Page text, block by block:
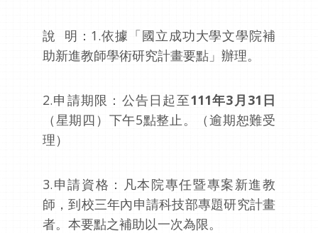
說 明：1.依據「國立成功大學文學院補
助新進教師學術研究計畫要點」辦理。
2.申請期限：公告日起至111年3月 31 日
（星期四）下午5點整止。（逾期恕難受
理）
3.申請資格：凡本院專任暨專案新進教
師，到校三年內申請科技部專題研究計畫
者。本要點之補助以一次為限。